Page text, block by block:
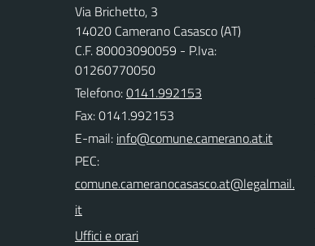
Via Brichetto, 3
14020 Camerano Casasco (AT)
C.F. 80003090059 - P.Iva:
01260770050
Telefono:0141.992153
Fax: 0141.992153
E-mail:
PEC:
Uffici e orari